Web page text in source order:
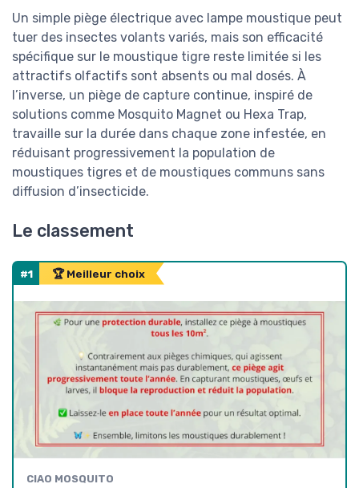
Un simple piège électrique avec lampe moustique peut
tuer des insectes volants variés, mais son efficacité
spécifique sur le moustique tigre reste limitée si les
attractifs olfactifs sont absents ou mal dosés. À
l’inverse, un piège de capture continue, inspiré de
solutions comme Mosquito Magnet ou Hexa Trap,
travaille sur la durée dans chaque zone infestée, en
réduisant progressivement la population de
moustiques tigres et de moustiques communs sans
diffusion d’insecticide.
Le classement
#1 🏆 Meilleur choix
CIAO MOSQUITO